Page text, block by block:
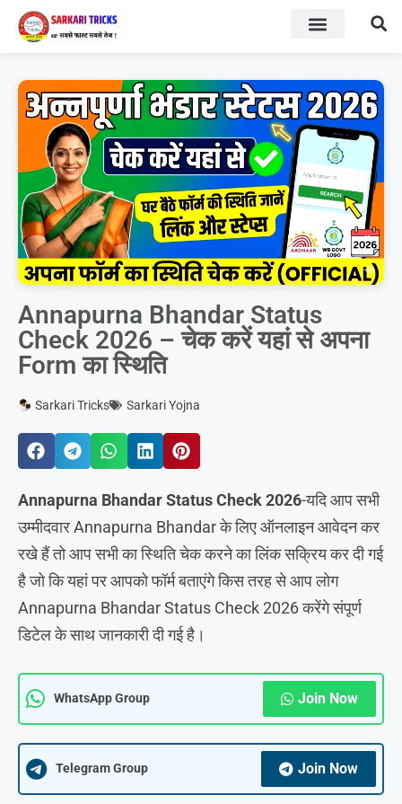
Annapurna Bhandar Status
Check 2026 – चेक करें यहां से अपना
Form का स्थिति
Sarkari Tricks Sarkari Yojna
Annapurna Bhandar Status Check 2026-यदि आप सभी
उम्मीदवार Annapurna Bhandar के लिए ऑनलाइन आवेदन कर
रखे हैं तो आप सभी का स्थिति चेक करने का लिंक सक्रिय कर दी गई
है जो कि यहां पर आपको फॉर्म बताएंगे किस तरह से आप लोग
Annapurna Bhandar Status Check 2026 करेंगे संपूर्ण
डिटेल के साथ जानकारी दी गई है।
WhatsApp Group Join Now
Telegram Group Join Now